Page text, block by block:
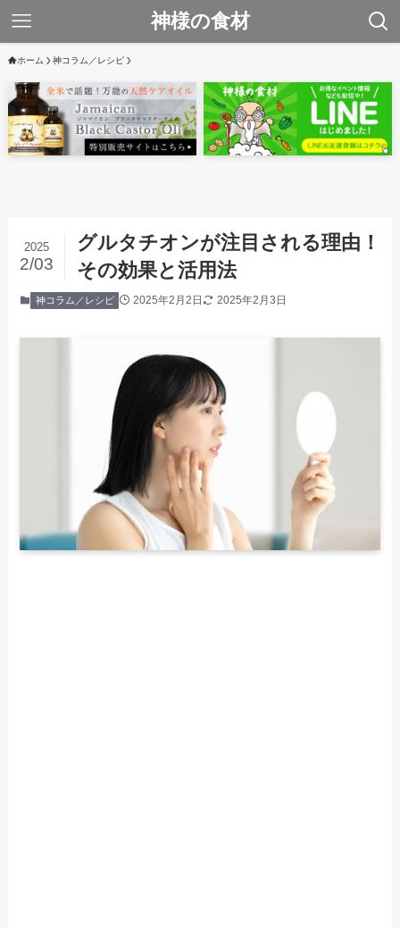
神様の食材
ホーム 神コラム／レシピ
グルタチオンが注目される理由！
その効果と活用法
2025
2/03
神コラム／レシピ 2025年2月2日 2025年2月3日